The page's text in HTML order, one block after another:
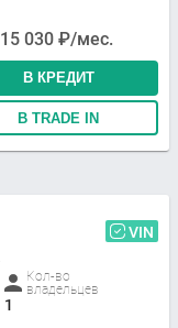
15 030 ₽/мес.
В КРЕДИТ
В TRADE IN
VIN
Кол-во
владельцев
1